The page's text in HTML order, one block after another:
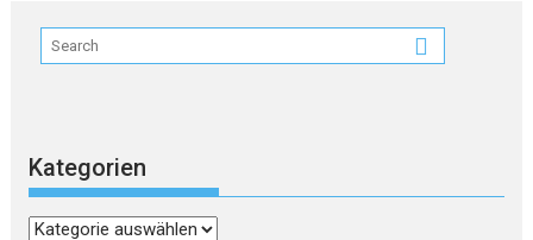
Kategorien
Kategorien